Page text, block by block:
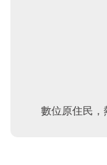
數位原住民，